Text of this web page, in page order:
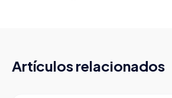
Artículos relacionados